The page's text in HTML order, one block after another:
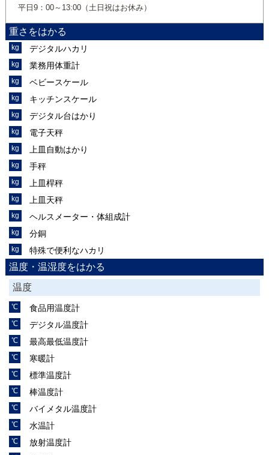
平日9：00～13:00（土日祝はお休み）
重さをはかる
デジタルハカリ
業務用体重計
ベビースケール
キッチンスケール
デジタル台はかり
電子天秤
上皿自動はかり
手秤
上皿桿秤
上皿天秤
ヘルスメーター・体組成計
分銅
特殊で便利なハカリ
温度・温湿度をはかる
温度
食品用温度計
デジタル温度計
最高最低温度計
寒暖計
標準温度計
棒温度計
バイメタル温度計
水温計
放射温度計